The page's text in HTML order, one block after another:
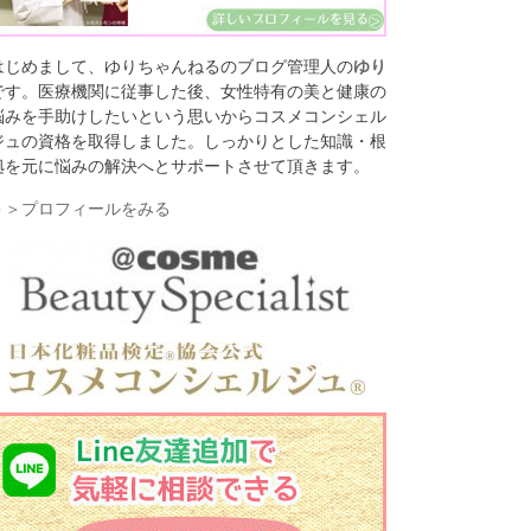
じめまして、ゆりちゃんねるのブログ管理人のゆり
す。医療機関に従事した後、女性特有の美と健康の
みを手助けしたいという思いからコスメコンシェル
ュの資格を取得しました。しっかりとした知識・根
を元に悩みの解決へとサポートさせて頂きます。
＞プロフィールをみる